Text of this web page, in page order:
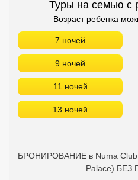
Туры на семью с
Возраст ребенка
7 ночей
9 ночей
11 ночей
13 ночей
БРОНИРОВАНИЕ в Numa Club
Palace) БЕЗ